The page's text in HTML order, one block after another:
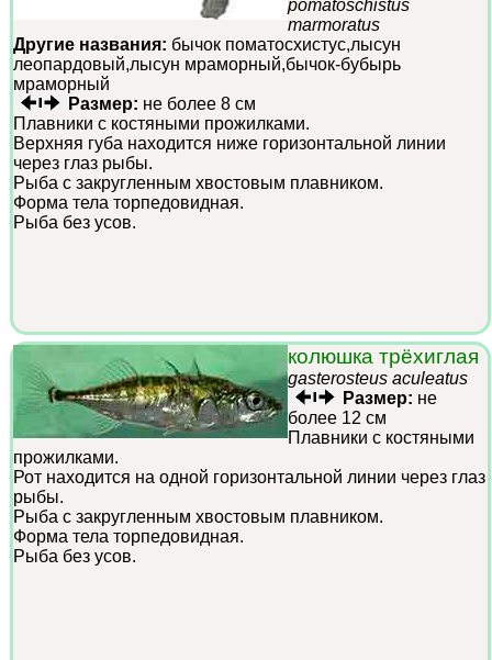
pomatoschistus
marmoratus
Другие названия: бычок поматосхистус,лысун
леопардовый,лысун мраморный,бычок-бубырь
мраморный
Размер: не более 8 см
Плавники с костяными прожилками.
Верхняя губа находится ниже горизонтальной линии
через глаз рыбы.
Рыба с закругленным хвостовым плавником.
Форма тела торпедовидная.
Рыба без усов.
колюшка трёхиглая
gasterosteus aculeatus
Размер: не
более 12 см
Плавники с костяными
прожилками.
Рот находится на одной горизонтальной линии через глаз
рыбы.
Рыба с закругленным хвостовым плавником.
Форма тела торпедовидная.
Рыба без усов.